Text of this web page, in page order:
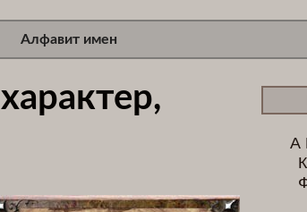
Алфавит имен
А
К